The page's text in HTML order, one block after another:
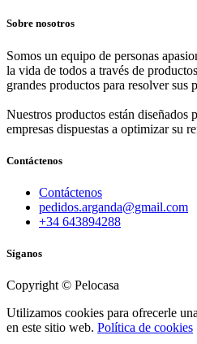
Sobre nosotros
Somos un equipo de personas
la vida de todos a través de
grandes productos para resolver sus
Nuestros productos están diseñados
empresas dispuestas a optimizar su
Contáctenos
Contáctenos
pedidos.arganda@gmail.com
+34 643894288
Síganos
Copyright © Pelocasa
Utilizamos cookies para ofrecerle
en este sitio web. Política de cookies